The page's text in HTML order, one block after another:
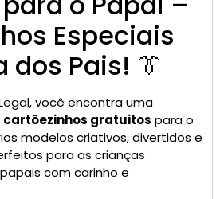
Especiais
dos Pais! 👔
você encontra uma
cartõezinhos gratuitos para o
modelos criativos, divertidos e
para as crianças
com carinho e